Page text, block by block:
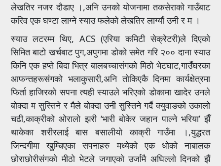
लेखतिर नजर दौडाए ।,अनि उनको योजनामा तकसेराको गाउँबाट
करिव एक घण्टा लाग्ने स्याउ फलेको लेखतिर लाग्यौं उनी र म ।
स्याउ लटरम्म थिए, ACS (एरिया कमिटी सेक्रेटरी)ले दिएको
सिमित बाटो खर्चबाट पुग,अपुगमा डोको समेत गरि २०० दाना स्याउ
किनि एक हप्ते बिदा भित्र बालबच्चासंगको मिठो भेटघाट,गाउँघरका
आफन्तहरूसंगको भलाकुसारी,अनि तोकिएकै दिनमा कार्यक्षेत्रमा
फिर्ता हाजिरको सपना त्यही स्याउले भरिएको डोकामा खादेर उनले
बोक्दा म सुस्तिने र मैले बोक्दा उनी सुस्तिने गर्दै क्युवाङको उकालो
चढी,काक्रीको ओरालो झरी ‘भारी बोकेर जहान पाल्ने भरिया’ झैँ
थाकेका शरीरलाई बास बसालीयो काक्री गाउँमा ।,युद्धरत
जिन्दगीमा खुम्चिएका सपनाहरु मध्येको एक धोको नाबालक
छोराछोरीसंगको मीठो भेटले जगाएको उर्जामै अघिल्लो दिनको झैं